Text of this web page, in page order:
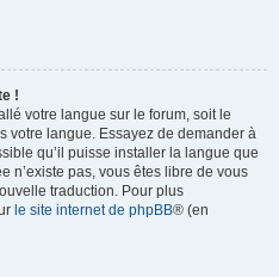
!
votre langue sur le forum, soit le
votre langue. Essayez de demander à
qu’il puisse installer la langue que
n’existe pas, vous êtes libre de vous
traduction. Pour plus
le site internet de phpBB® (en